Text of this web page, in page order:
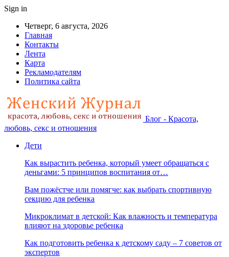
Sign in
Четверг, 6 августа, 2026
Главная
Контакты
Лента
Карта
Рекламодателям
Политика сайта
Блог - Красота,
любовь, секс и отношения
Дети
Как вырастить ребенка, который умеет обращаться с
деньгами: 5 принципов воспитания от…
Вам пожёстче или помягче: как выбрать спортивную
секцию для ребенка
Микроклимат в детской: Как влажность и температура
влияют на здоровье ребенка
Как подготовить ребенка к детскому саду – 7 советов от
экспертов